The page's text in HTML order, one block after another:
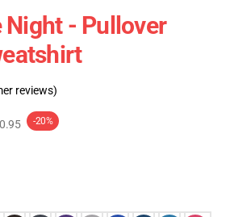
Night - Pullover
reviews)
-20%